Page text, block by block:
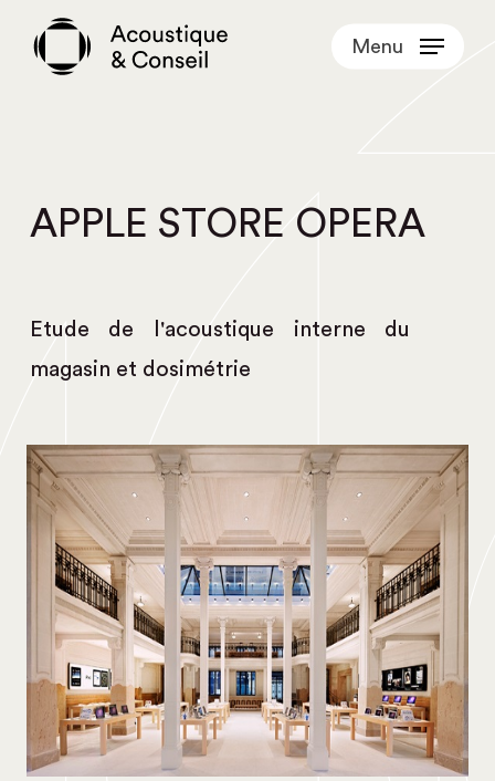
Menu
APPLE STORE OPERA
Etude de l'acoustique interne du
magasin et dosimétrie